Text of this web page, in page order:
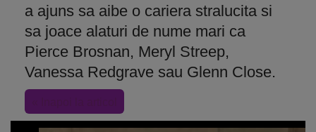
a ajuns sa aibe o cariera stralucita si
sa joace alaturi de nume mari ca
Pierce Brosnan, Meryl Streep,
Vanessa Redgrave sau Glenn Close.